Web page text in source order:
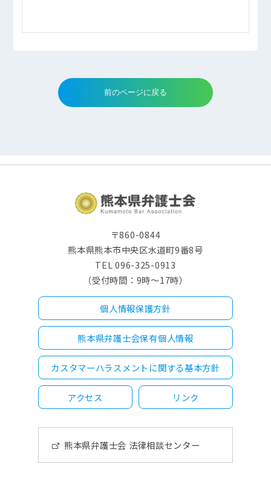
〒860-0844
熊本県熊本市中央区水道町9番8号
TEL 096-325-0913
（受付時間：9時～17時）
個人情報保護方針
熊本県弁護士会保有個人情報
カスタマーハラスメントに関する基本方針
アクセス リンク
熊本県弁護士会 法律相談センター